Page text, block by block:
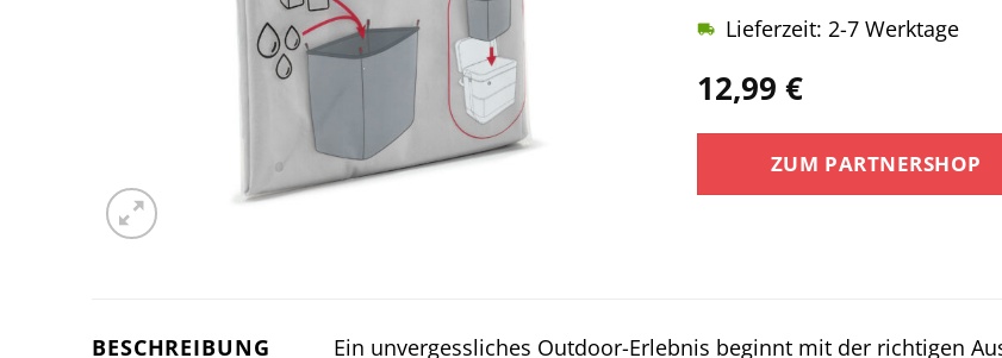
12,99€
Lieferzeit: 2-7 Werktage
ZUM PARTNERSHOP
BESCHREIBUNG
Ein unvergessliches Outdoor-Erlebnis beginnt mit der richtigen